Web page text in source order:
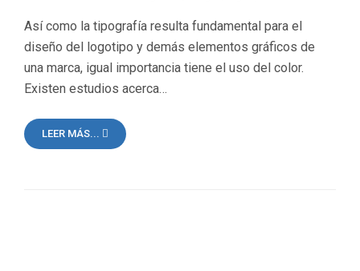
Así como la tipografía resulta fundamental para el
diseño del logotipo y demás elementos gráficos de
una marca, igual importancia tiene el uso del color.
Existen estudios acerca…
LEER MÁS...